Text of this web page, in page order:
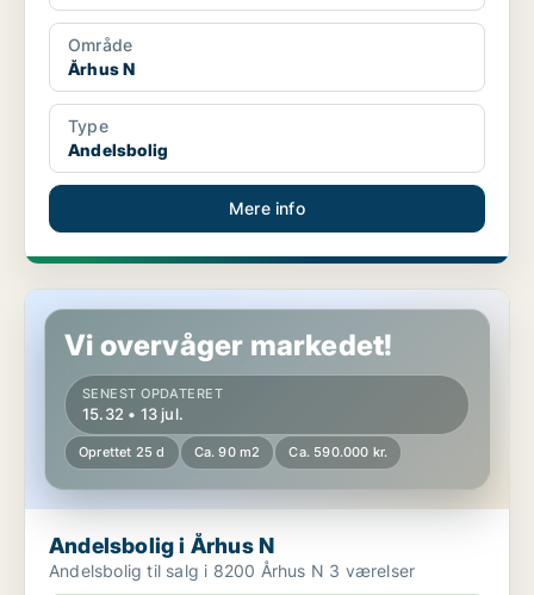
Område
Århus N
Type
Andelsbolig
Mere info
Andelsbolig i Århus N
Vi overvåger markedet!
SENEST OPDATERET
15.32 • 13 jul.
Oprettet 25 d Ca. 90 m2 Ca. 590.000 kr.
Andelsbolig i Århus N
Andelsbolig til salg i 8200 Århus N 3 værelser